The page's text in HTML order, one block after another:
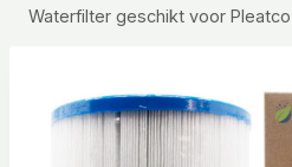
Waterfilter geschikt voor Pleatco